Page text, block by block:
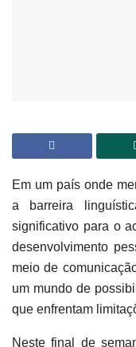
Em um país onde
a barreira
significativo para o
desenvolvimento
meio de
um mundo de
que enfrentam
Neste final de